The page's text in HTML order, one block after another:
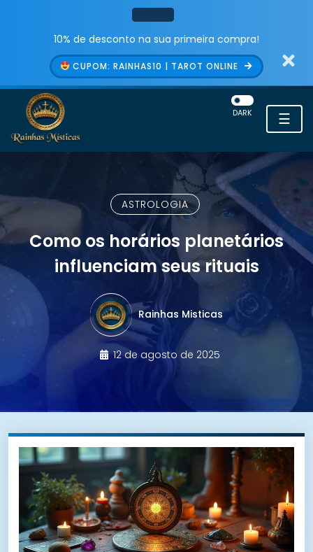
10% de desconto na sua primeira compra!
CUPOM: RAINHAS10 | TAROT ONLINE
☰
DARK
ASTROLOGIA
Como os horários planetários
influenciam seus rituais
Rainhas Misticas
12 de agosto de 2025